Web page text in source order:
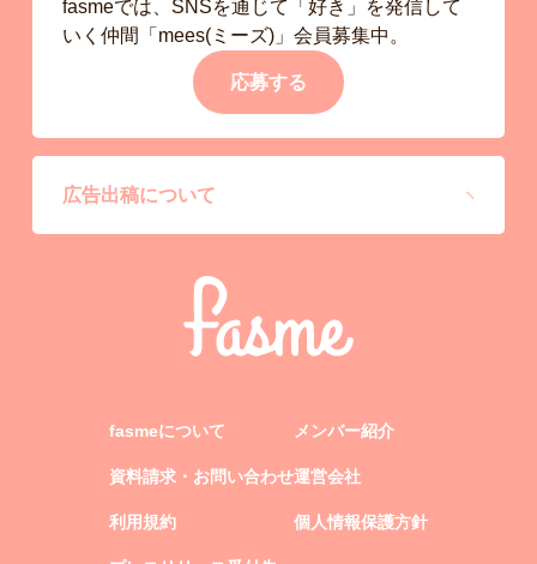
fasmeでは、SNSを通じて「好き」を発信して
いく仲間「mees(ミーズ)」会員募集中。
応募する
広告出稿について
fasmeについて
資料請求・お問い合わせ
利用規約
メンバー紹介
運営会社
個人情報保護方針